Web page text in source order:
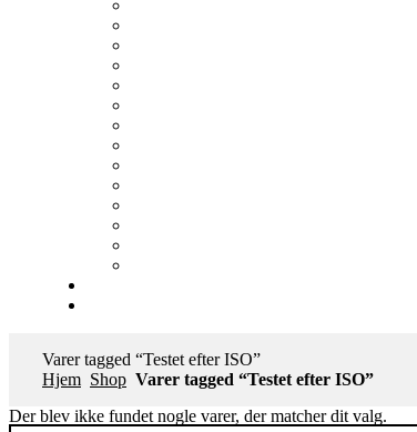
Varer tagged “Testet efter ISO”
Hjem Shop Varer tagged “Testet efter ISO”
Der blev ikke fundet nogle varer, der matcher dit valg.